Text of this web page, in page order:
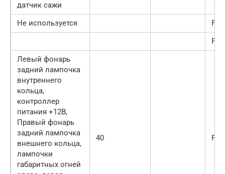
датчик сажи
Не используется
F41-
F46
Левый фонарь
задний лампочка
внутреннего
кольца,
контроллер
питания +12В,
Правый фонарь
задний лампочка
внешнего кольца,
лампочки
габаритных огней
40 F47